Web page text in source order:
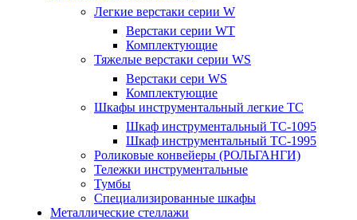
Легкие верстаки серии W
Верстаки серии WT
Комплектующие
Тяжелые верстаки серии WS
Верстаки сери WS
Комплектующие
Шкафы инструментальный легкие ТС
Шкаф инструментальный TC-1095
Шкаф инструментальный TC-1995
Роликовые конвейеры (РОЛЬГАНГИ)
Тележки инструментальные
Тумбы
Специализированные шкафы
Металлические стеллажи